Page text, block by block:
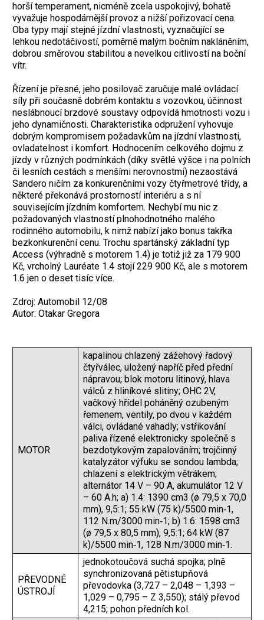
horší temperament, nicméně zcela uspokojivý, bohatě
vyvažuje hospodárnější provoz a nižší pořizovací cena.
Oba typy mají stejné jízdní vlastnosti, vyznačující se
lehkou nedotáčivostí, poměrně malým bočním nakláněním,
dobrou směrovou stabilitou a nevelkou citlivostí na boční
vítr.
Řízení je přesné, jeho posilovač zaručuje malé ovládací
síly při současně dobrém kontaktu s vozovkou, účinnost
neslábnoucí brzdové soustavy odpovídá hmotnosti vozu i
jeho dynamičnosti. Charakteristika odpružení vyhovuje
dobrým kompromisem požadavkům na jízdní vlastnosti,
ovladatelnost i komfort. Hodnocením celkového dojmu z
jízdy v různých podmínkách (díky světlé výšce i na polních
či lesních cestách s menšími nerovnostmi) nezaostává
Sandero ničím za konkurenčními vozy čtyřmetrové třídy, a
některé překonává prostorností interiéru a s ní
souvisejícím jízdním komfortem. Nechybí mu nic z
požadovaných vlastností plnohodnotného malého
rodinného automobilu, k nimž nabízí jako bonus takřka
bezkonkurenční cenu. Trochu spartánský základní typ
Access (výhradně s motorem 1.4) je totiž již za 179 900
Kč, vrcholný Lauréate 1.4 stojí 229 900 Kč, ale s motorem
1.6 jen o deset tisíc více.
Zdroj: Automobil 12/08
Autor: Otakar Gregora
MOTOR
kapalinou chlazený zážehový řadový
čtyřválec, uložený napříč před přední
nápravou; blok motoru litinový, ­hlava
válců z hliníkové slitiny; OHC 2V,
vačkový hřídel poháněný ozubeným
řemenem, ventily, po dvou v každém
válci, ovládané vahadly; vstřikování
paliva řízené elektronicky společně s
bezdotykovým zapalováním; trojčinný
katalyzátor výfuku se sondou lambda;
chlazení s elektrickým větrákem;
alternátor 14 V – 90 A, akumulátor 12 V
– 60 A.h; a) 1.4: 1390 cm3 (ø 79,5 x 70,0
mm), 9,5:1; 55 kW (75 k)/5500 min‑1,
112 N.m/3000 min‑1; b) 1.6: 1598 cm3
(ø 79,5 x 80,5 mm), 9,5:1; 64 kW (87
k)/5500 min‑1, 128 N.m/3000 min‑1.
PŘEVODNÉ
ÚSTROJÍ
jednokotoučová suchá spojka; plně
synchronizovaná pětistupňová
převodovka (3,727 – 2,048 – 1,393 –
1,029 – 0,795 – Z 3,550); stálý převod
4,215; pohon předních kol.